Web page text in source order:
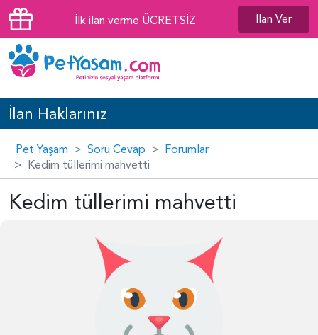
İlk ilan verme ÜCRETSİZ İlan Ver
İlan Haklarınız
Pet Yaşam Soru Cevap
Forumlar
Kedim tüllerimi mahvetti
Kedim tüllerimi mahvetti